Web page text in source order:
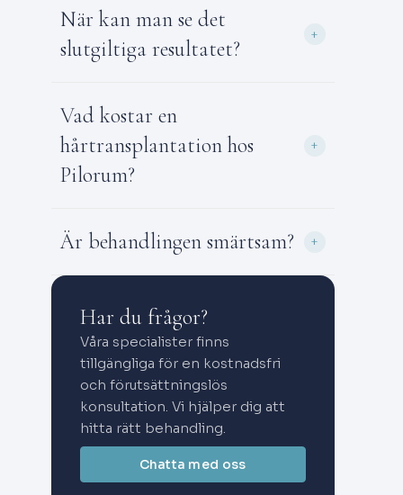
När kan man se det
slutgiltiga resultatet?
+
Vad kostar en
hårtransplantation hos
Pilorum?
+
Är behandlingen smärtsam? +
Har du frågor?
Våra specialister finns
tillgängliga för en kostnadsfri
och förutsättningslös
konsultation. Vi hjälper dig att
hitta rätt behandling.
Chatta med oss